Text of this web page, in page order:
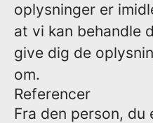
oplysninger er
at vi kan behandle
give dig de
om.
Referencer
Fra den person, du